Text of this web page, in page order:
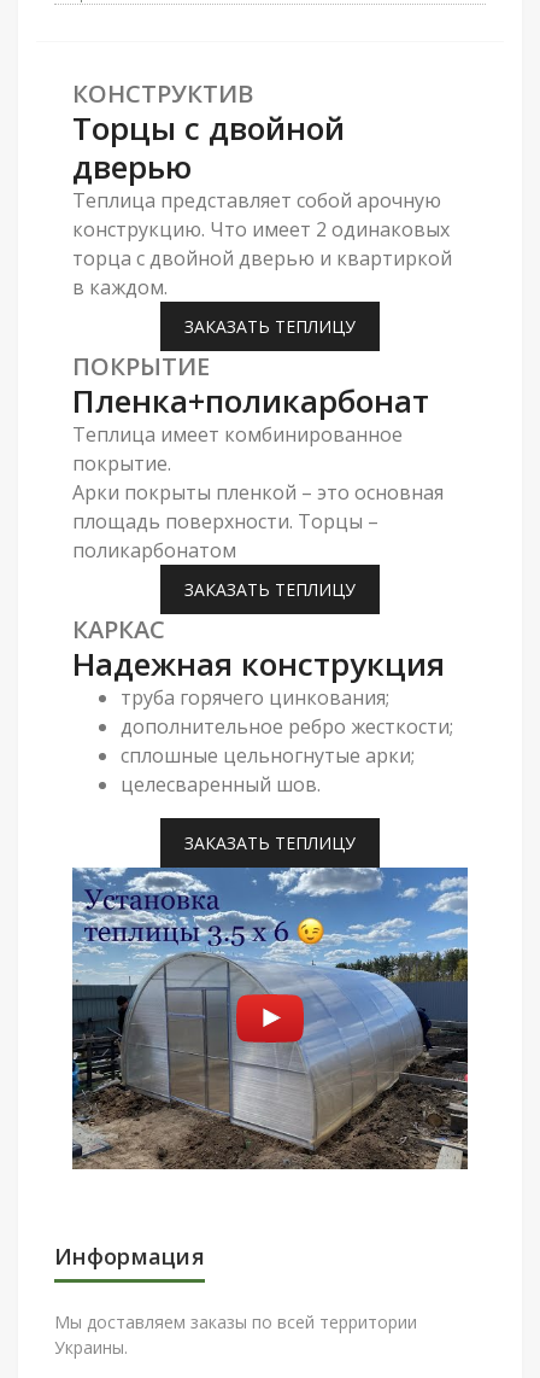
КОНСТРУКТИВ
Торцы с двойной
дверью
Теплица представляет собой арочную
конструкцию. Что имеет 2 одинаковых
торца с двойной дверью и квартиркой
в ​​каждом.
ЗАКАЗАТЬ ТЕПЛИЦУ
ПОКРЫТИЕ
Пленка+поликарбонат
Теплица имеет комбинированное
покрытие.
Арки покрыты пленкой – это основная
площадь поверхности. Торцы –
поликарбонатом
ЗАКАЗАТЬ ТЕПЛИЦУ
КАРКАС
Надежная конструкция
труба горячего цинкования;
дополнительное ребро жесткости;
сплошные цельногнутые арки;
целесваренный шов.
ЗАКАЗАТЬ ТЕПЛИЦУ
Информация
Мы доставляем заказы по всей территории
Украины.